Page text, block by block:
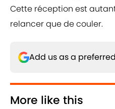
Cette réception est
relancer que de couler.
Add us as a
More like this